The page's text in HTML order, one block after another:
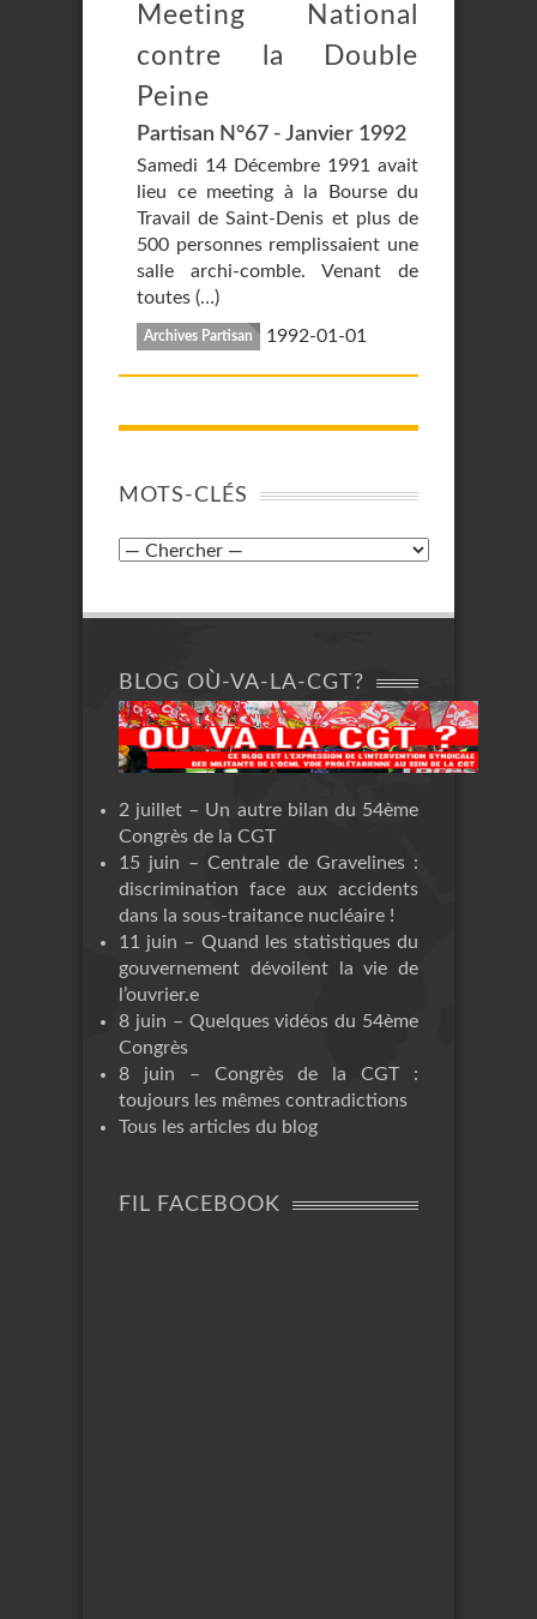
Meeting National
contre la Double
Peine
Partisan N°67 - Janvier 1992
Samedi 14 Décembre 1991 avait
lieu ce meeting à la Bourse du
Travail de Saint-Denis et plus de
500 personnes remplissaient une
salle archi-comble. Venant de
toutes (…)
Archives Partisan 1992-01-01
MOTS-CLÉS
BLOG OÙ-VA-LA-CGT?
2 juillet – Un autre bilan du 54ème
Congrès de la CGT
15 juin – Centrale de Gravelines :
discrimination face aux accidents
dans la sous-traitance nucléaire !
11 juin – Quand les statistiques du
gouvernement dévoilent la vie de
l’ouvrier.e
8 juin – Quelques vidéos du 54ème
Congrès
8 juin – Congrès de la CGT :
toujours les mêmes contradictions
Tous les articles du blog
FIL FACEBOOK